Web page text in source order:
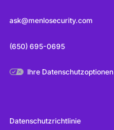
ask@menlosecurity.com
(650) 695-0695
Ihre Datenschutzoptionen
Datenschutzrichtlinie